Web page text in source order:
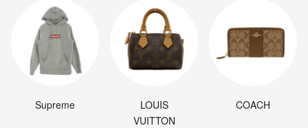
Supreme
LOUIS
VUITTON
COACH